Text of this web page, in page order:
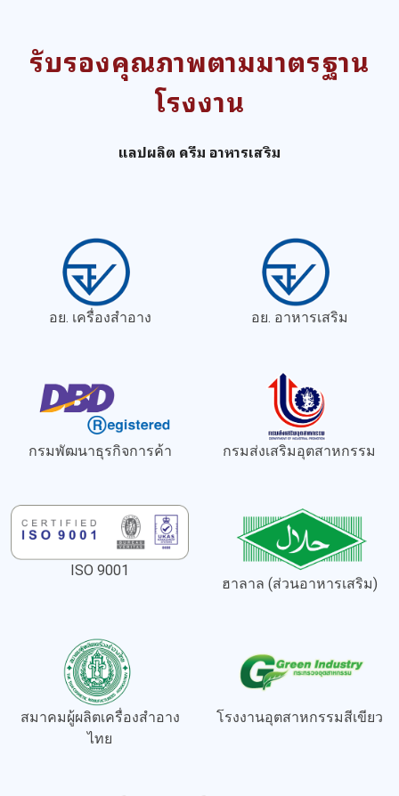
รับรองคุณภาพตามมาตรฐาน
โรงงาน
แลปผลิต ครีม อาหารเสริม
อย. เครื่องสำอาง อย. อาหารเสริม
กรมพัฒนาธุรกิจการค้า กรมส่งเสริมอุตสาหกรรม
ISO 9001
ฮาลาล (ส่วนอาหารเสริม)
สมาคมผู้ผลิตเครื่องสำอาง
ไทย
โรงงานอุตสาหกรรมสีเขียว